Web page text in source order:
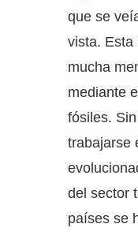
que se
vista. Esta
mucha
mediante
fósiles.
trabajarse
del sector
países se